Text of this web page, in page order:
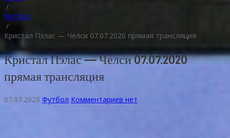
/
Футбол
/
Кристал Пэлас — Челси 07.07.2020 прямая трансляция
Кристал Пэлас — Челси 07.07.2020
прямая трансляция
07.07.2020 Футбол Комментариев нет